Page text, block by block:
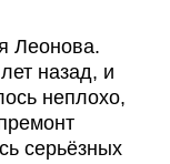
Леонова.
назад, и
неплохо,
серьёзных